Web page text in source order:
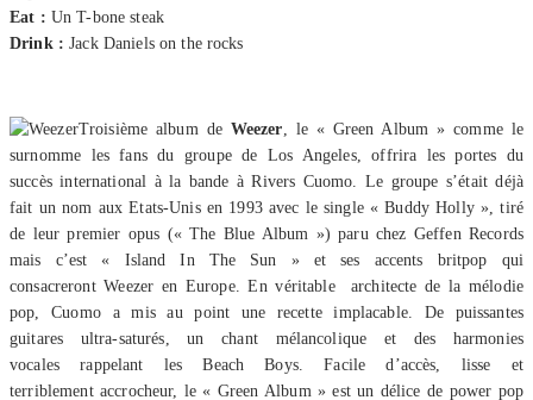
Eat : Un T-bone steak
Drink : Jack Daniels on the rocks
Troisième album de Weezer , le « Green Album » comme le
surnomme les fans du groupe de Los Angeles, offrira les portes du
succès international à la bande à Rivers Cuomo. Le groupe s’était déjà
fait un nom aux Etats-Unis en 1993 avec le single « Buddy Holly », tiré
de leur premier opus (« The Blue Album ») paru chez Geffen Records
mais c’est « Island In The Sun » et ses accents britpop qui
consacreront Weezer en Europe. En véritable architecte de la mélodie
pop, Cuomo a mis au point une recette implacable. De puissantes
guitares ultra-saturés, un chant mélancolique et des harmonies
vocales rappelant les Beach Boys. Facile d’accès, lisse et
terriblement accrocheur, le « Green Album » est un délice de power pop